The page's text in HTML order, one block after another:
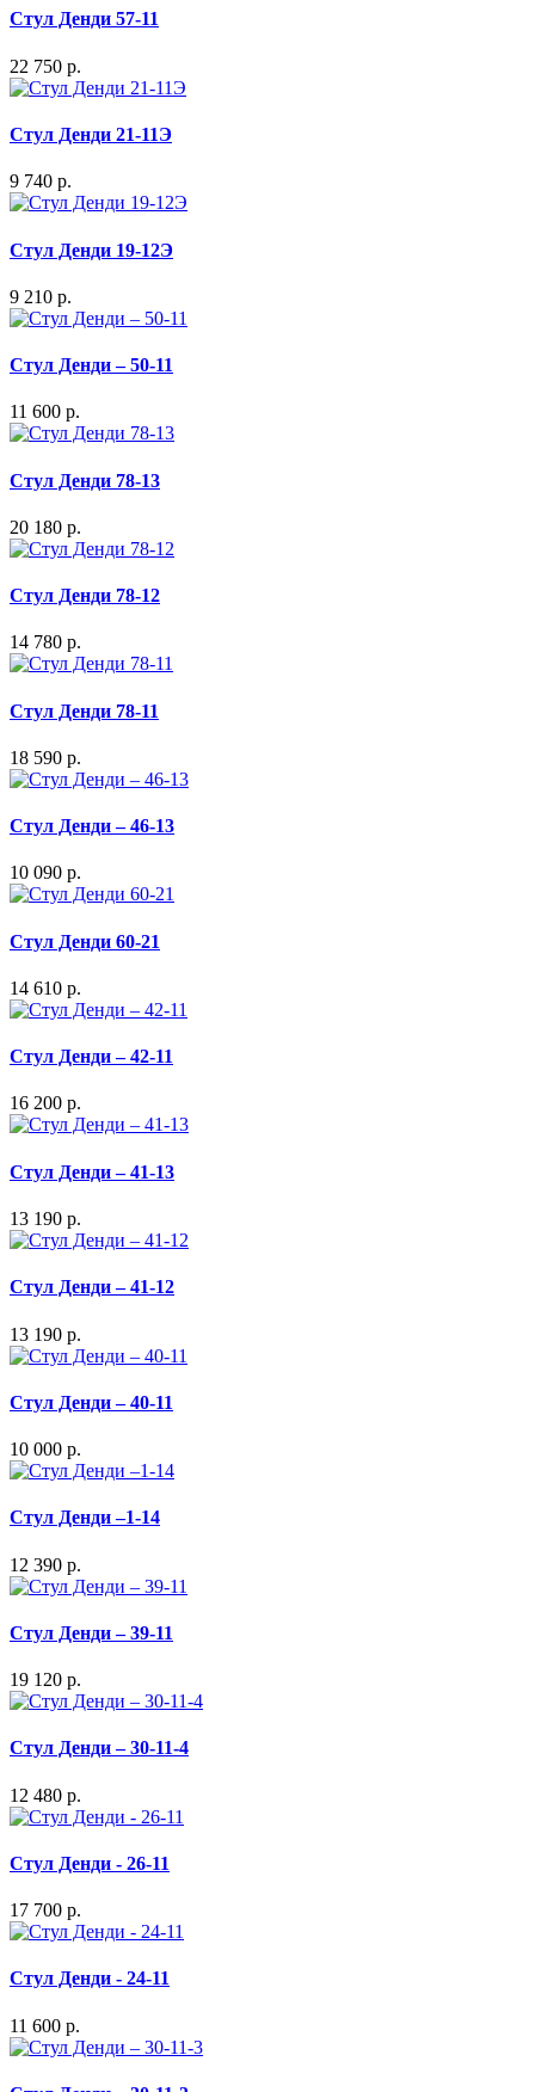
Стул Денди 57-11
22 750 р.
Стул Денди 21-11Э
9 740 р.
Стул Денди 19-12Э
9 210 р.
Стул Денди – 50-11
11 600 р.
Стул Денди 78-13
20 180 р.
Стул Денди 78-12
14 780 р.
Стул Денди 78-11
18 590 р.
Стул Денди – 46-13
10 090 р.
Стул Денди 60-21
14 610 р.
Стул Денди – 42-11
16 200 р.
Стул Денди – 41-13
13 190 р.
Стул Денди – 41-12
13 190 р.
Стул Денди – 40-11
10 000 р.
Стул Денди –1-14
12 390 р.
Стул Денди – 39-11
19 120 р.
Стул Денди – 30-11-4
12 480 р.
Стул Денди - 26-11
17 700 р.
Стул Денди - 24-11
11 600 р.